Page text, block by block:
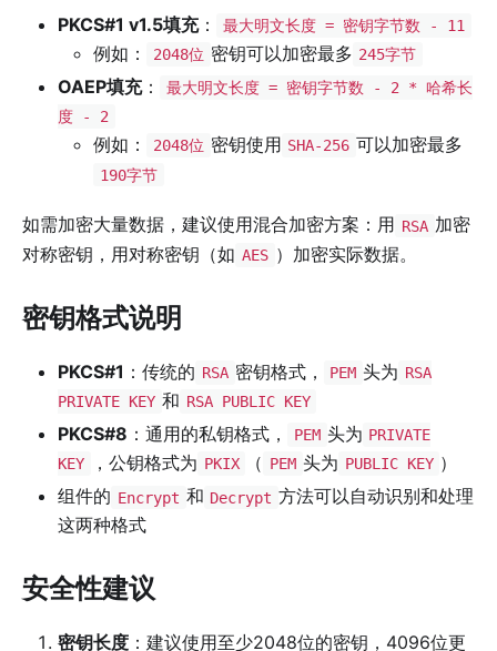
PKCS#1 v1.5填充： 最大明文长度 = 密钥字节数 - 11
例如： 2048位 密钥可以加密最多 245字节
OAEP填充：
最大明文长度 = 密钥字节数 - 2 * 哈希长
度 - 2
例如： 2048位 密钥使用 SHA-256 可以加密最多
190字节
如需加密大量数据，建议使用混合加密方案：用 RSA 加密
对称密钥，用对称密钥（如 AES ）加密实际数据。
密钥格式说明
PKCS#1 ：传统的 RSA 密钥格式， PEM 头为 RSA
PRIVATE KEY 和 RSA PUBLIC KEY
PKCS#8 ：通用的私钥格式， PEM 头为 PRIVATE
KEY
，公钥格式为 PKIX （ PEM 头为 PUBLIC KEY ）
组件的 Encrypt 和 Decrypt 方法可以自动识别和处理
这两种格式
安全性建议
密钥长度 ：建议使用至少2048位的密钥，4096位更